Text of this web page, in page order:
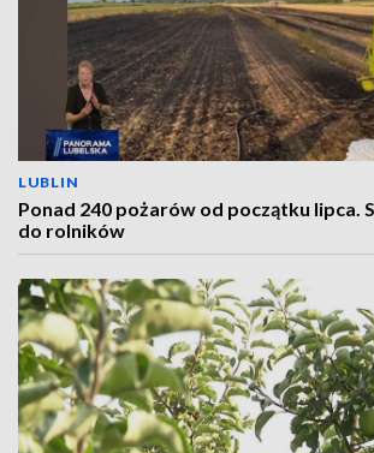
LUBLIN
Ponad 240 pożarów od początku lipca.
do rolników